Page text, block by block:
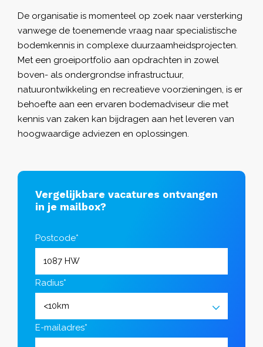
De organisatie is momenteel op zoek naar versterking
vanwege de toenemende vraag naar specialistische
bodemkennis in complexe duurzaamheidsprojecten.
Met een groeiportfolio aan opdrachten in zowel
boven- als ondergrondse infrastructuur,
natuurontwikkeling en recreatieve voorzieningen, is er
behoefte aan een ervaren bodemadviseur die met
kennis van zaken kan bijdragen aan het leveren van
hoogwaardige adviezen en oplossingen.
Vergelijkbare vacatures ontvangen
in je mailbox?
Postcode*
Radius*
E-mailadres*